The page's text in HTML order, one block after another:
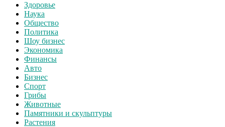
Здоровье
Наука
Общество
Политика
Шоу бизнес
Экономика
Финансы
Авто
Бизнес
Спорт
Грибы
Животные
Памятники и скульптуры
Растения